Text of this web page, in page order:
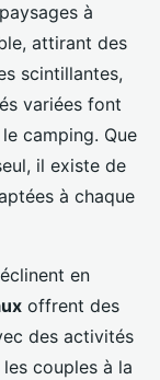
à
attirant des
scintillantes,
variées font
camping. Que
il existe de
à chaque
en
offrent des
des activités
couples à la